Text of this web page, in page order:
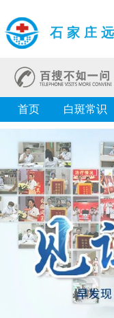
石家庄
首页 白斑常识